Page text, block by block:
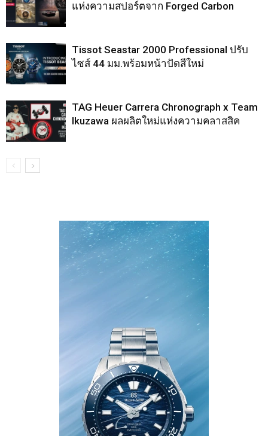
แห่งความสปอร์ตจาก Forged Carbon
Tissot Seastar 2000 Professional ปรับ
ไซส์ 44 มม.พร้อมหน้าปัดสีใหม่
TAG Heuer Carrera Chronograph x Team
Ikuzawa ผลผลิตใหม่แห่งความคลาสสิค